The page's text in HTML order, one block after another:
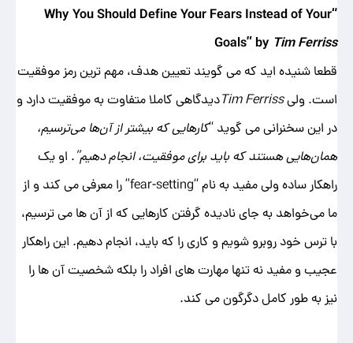
“Why You Should Define Your Fears Instead of Your
Goals” by Tim Ferriss
قطعا شنیده اید که می گویند تعیین هدف، مهم ترین رمز موفقیت
است. ولیTim Ferrissدیدگاهی کاملا متفاوت به موفقیت دارد و
در این سخنرانی می گوید “کارهایی که بیشتر از آن‌ها می‌ترسیم،
همان‌هایی هستند که باید برای موفقیت، انجام دهیم”. او یک
راهکار ساده ولی مفید به نام “fear-setting” را معرفی می‌ کند و از
ما می‌خواهد به‌ جای نادیده گرفتن کارهایی که از آن ‌ها می ‌ترسیم،
با ترس‌ خود روبرو شویم و کاری را که باید، انجام دهیم. این راهکار
عجیب و مفید نه‌ تنها مهارت های افراد را بلکه شخصیت آن ‌ها را
نیز به طور کامل دگرگون می کند.